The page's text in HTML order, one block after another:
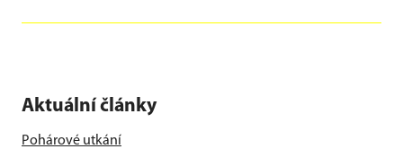
Aktuální články
Pohárové utkání